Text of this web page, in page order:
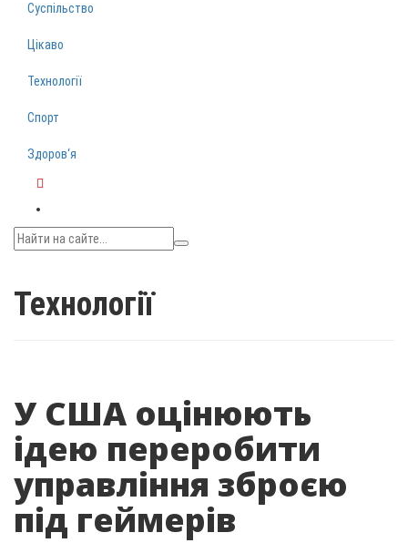
Суспільство
Цікаво
Технології
Спорт
Здоров‘я
Технології
У США оцінюють
ідею переробити
управління зброєю
під геймерів